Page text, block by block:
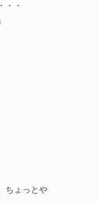
・・
ちょっとや